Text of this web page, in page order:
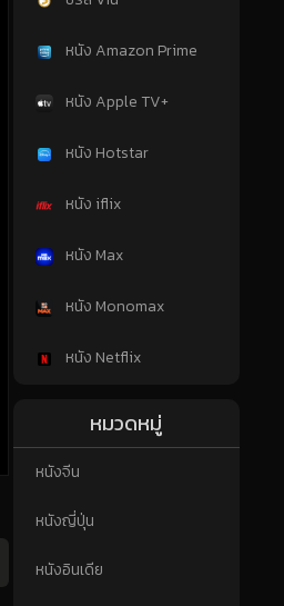
หนัง Amazon Prime
หนัง Apple TV+
หนัง Hotstar
หนัง iflix
หนัง Max
หนัง Monomax
หนัง Netflix
หมวดหมู่
หนังจีน
หนังญี่ปุ่น
หนังอินเดีย